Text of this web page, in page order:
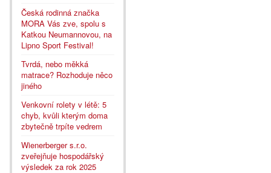
Česká rodinná značka
MORA Vás zve, spolu s
Katkou Neumannovou, na
Lipno Sport Festival!
Tvrdá, nebo měkká
matrace? Rozhoduje něco
jiného
Venkovní rolety v létě: 5
chyb, kvůli kterým doma
zbytečně trpíte vedrem
Wienerberger s.r.o.
zveřejňuje hospodářský
výsledek za rok 2025